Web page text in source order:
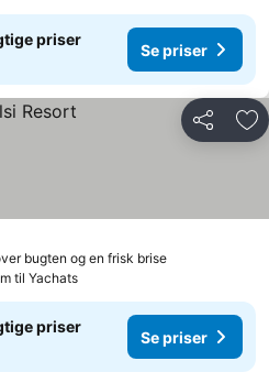
priser
Se priser
Del
bugten og en frisk brise
til Yachats
priser
Se priser